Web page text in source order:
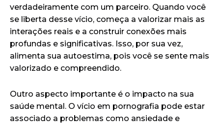
verdadeiramente com um parceiro. Quando você
se liberta desse vício, começa a valorizar mais as
interações reais e a construir conexões mais
profundas e significativas. Isso, por sua vez,
alimenta sua autoestima, pois você se sente mais
valorizado e compreendido.
Outro aspecto importante é o impacto na sua
saúde mental. O vício em pornografia pode estar
associado a problemas como ansiedade e